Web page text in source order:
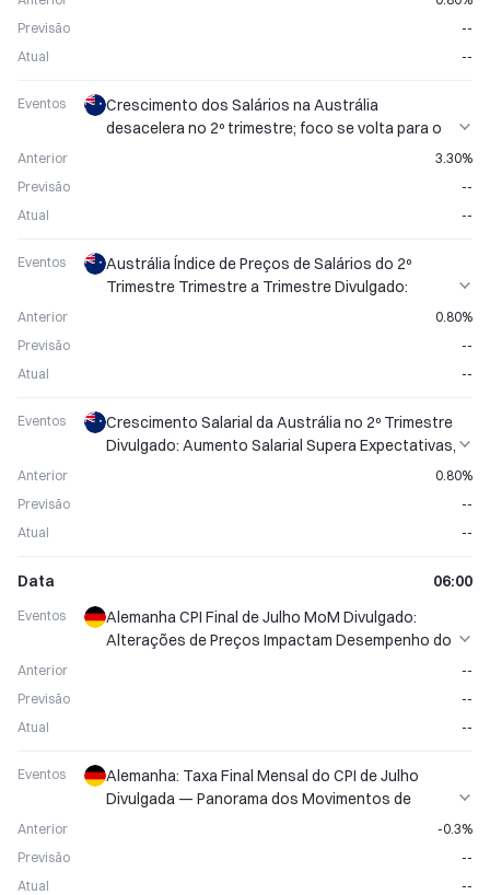
Previsão
--
Atual
--
Eventos
Crescimento dos Salários na Austrália
desacelera no 2º trimestre; foco se volta para o
Anterior
3.30%
Previsão
--
Atual
--
Eventos
Austrália Índice de Preços de Salários do 2º
Trimestre Trimestre a Trimestre Divulgado:
Anterior
0.80%
Previsão
--
Atual
--
Eventos
Crescimento Salarial da Austrália no 2º Trimestre
Divulgado: Aumento Salarial Supera Expectativas,
Anterior
0.80%
Previsão
--
Atual
--
Data 06:00
Eventos
Alemanha CPI Final de Julho MoM Divulgado:
Alterações de Preços Impactam Desempenho do
Anterior
--
Previsão
--
Atual
--
Eventos
Alemanha: Taxa Final Mensal do CPI de Julho
Divulgada — Panorama dos Movimentos de
Anterior
-0.3%
Previsão
--
Atual
--